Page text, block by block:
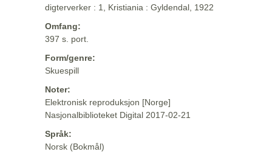
digterverker : 1, Kristiania : Gyldendal, 1922
Omfang:
397 s. port.
Form/genre:
Skuespill
Noter:
Elektronisk reproduksjon [Norge]
Nasjonalbiblioteket Digital 2017-02-21
Språk:
Norsk (Bokmål)